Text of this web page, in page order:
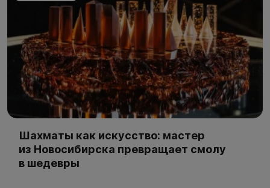
Шахматы как искусство: мастер
из Новосибирска превращает смолу
в шедевры